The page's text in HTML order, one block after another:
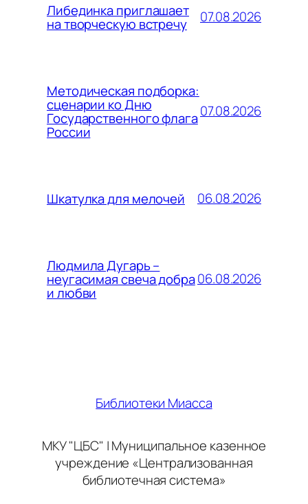
Либединка приглашает
на творческую встречу 07.08.2026
Методическая подборка:
сценарии ко Дню
Государственного флага
России
07.08.2026
Шкатулка для мелочей 06.08.2026
Людмила Дугарь –
неугасимая свеча добра
и любви
06.08.2026
Библиотеки Миасса
МКУ "ЦБС" | Муниципальное казенное
учреждение «Централизованная
библиотечная система»